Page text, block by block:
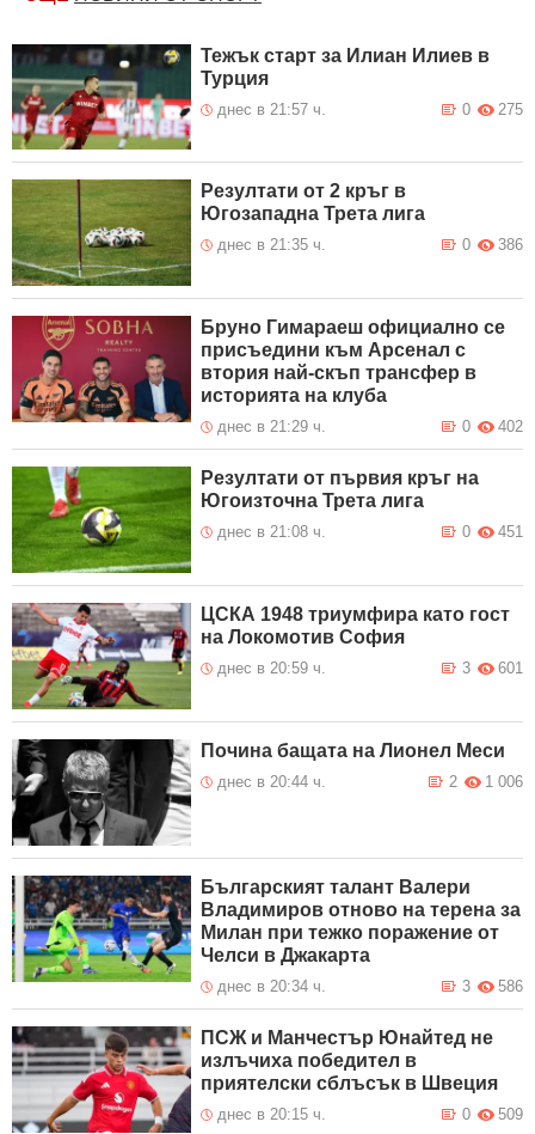
Тежък старт за Илиан Илиев в
Турция
днес в 21:57 ч. 275
0
Резултати от 2 кръг в
Югозападна Трета лига
днес в 21:35 ч. 386
0
Бруно Гимараеш официално се
присъедини към Арсенал с
втория най-скъп трансфер в
историята на клуба
днес в 21:29 ч. 402
0
Резултати от първия кръг на
Югоизточна Трета лига
днес в 21:08 ч. 451
0
ЦСКА 1948 триумфира като гост
на Локомотив София
днес в 20:59 ч. 601
3
Почина бащата на Лионел Меси
днес в 20:44 ч. 1 006
2
Българският талант Валери
Владимиров отново на терена за
Милан при тежко поражение от
Челси в Джакарта
днес в 20:34 ч. 586
3
ПСЖ и Манчестър Юнайтед не
излъчиха победител в
приятелски сблъсък в Швеция
днес в 20:15 ч. 509
0